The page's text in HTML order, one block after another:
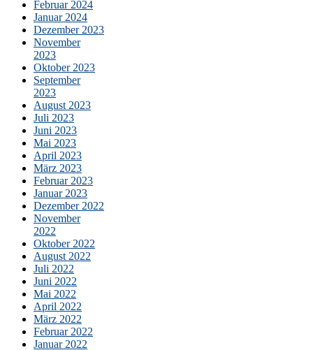
Februar 2024
Januar 2024
Dezember 2023
November
2023
Oktober 2023
September
2023
August 2023
Juli 2023
Juni 2023
Mai 2023
April 2023
März 2023
Februar 2023
Januar 2023
Dezember 2022
November
2022
Oktober 2022
August 2022
Juli 2022
Juni 2022
Mai 2022
April 2022
März 2022
Februar 2022
Januar 2022